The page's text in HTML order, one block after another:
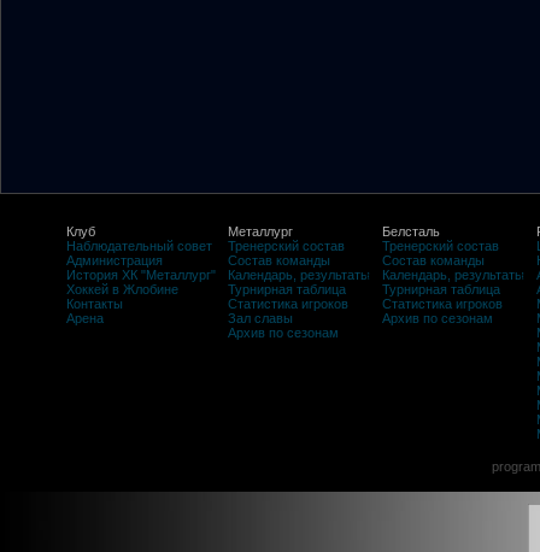
Клуб
Наблюдательный совет
Администрация
История ХК "Металлург"
Хоккей в Жлобине
Контакты
Арена
Металлург
Тренерский состав
Состав команды
Календарь, результаты
Турнирная таблица
Статистика игроков
Зал славы
Архив по сезонам
Белсталь
Тренерский состав
Состав команды
Календарь, результаты
Турнирная таблица
Статистика игроков
Архив по сезонам